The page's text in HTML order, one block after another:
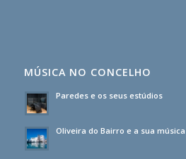
MÚSICA NO CONCELHO
Paredes e os seus estúdios
Oliveira do Bairro e a sua música